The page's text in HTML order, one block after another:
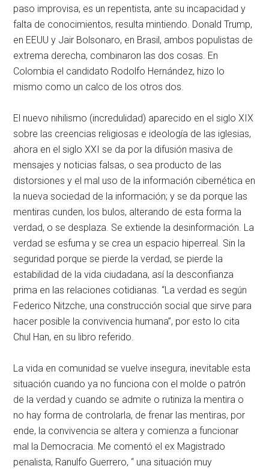
paso improvisa, es un repentista, ante su incapacidad y
falta de conocimientos, resulta mintiendo. Donald Trump,
en EEUU y Jair Bolsonaro, en Brasil, ambos populistas de
extrema derecha, combinaron las dos cosas. En
Colombia el candidato Rodolfo Hernández, hizo lo
mismo como un calco de los otros dos.
El nuevo nihilismo (incredulidad) aparecido en el siglo XIX
sobre las creencias religiosas e ideología de las iglesias,
ahora en el siglo XXI se da por la difusión masiva de
mensajes y noticias falsas, o sea producto de las
distorsiones y el mal uso de la información cibernética en
la nueva sociedad de la información; y se da porque las
mentiras cunden, los bulos, alterando de esta forma la
verdad, o se desplaza. Se extiende la desinformación. La
verdad se esfuma y se crea un espacio hiperreal. Sin la
seguridad porque se pierde la verdad, se pierde la
estabilidad de la vida ciudadana, así la desconfianza
prima en las relaciones cotidianas. “La verdad es según
Federico Nitzche, una construcción social que sirve para
hacer posible la convivencia humana”, por esto lo cita
Chul Han, en su libro referido.
La vida en comunidad se vuelve insegura, inevitable esta
situación cuando ya no funciona con el molde o patrón
de la verdad y cuando se admite o rutiniza la mentira o
no hay forma de controlarla, de frenar las mentiras, por
ende, la convivencia se altera y comienza a funcionar
mal la Democracia. Me comentó el ex Magistrado
penalista, Ranulfo Guerrero, “ una situación muy